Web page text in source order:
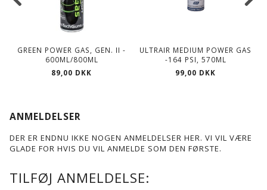
GREEN POWER GAS, GEN. II -
600ML/800ML
89,00 DKK
ULTRAIR MEDIUM POWER GAS
-164 PSI, 570ML
99,00 DKK
ANMELDELSER
DER ER ENDNU IKKE NOGEN ANMELDELSER HER. VI VIL VÆRE
GLADE FOR HVIS DU VIL ANMELDE SOM DEN FØRSTE.
TILFØJ ANMELDELSE: